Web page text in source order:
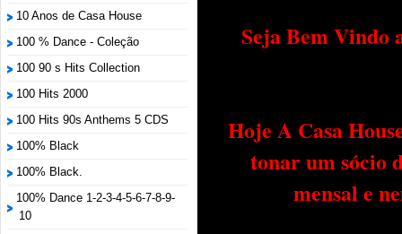
10 Anos de Casa House
100 % Dance - Coleção
100 90 s Hits Collection
100 Hits 2000
100 Hits 90s Anthems 5 CDS
100% Black
100% Black.
100% Dance 1-2-3-4-5-6-7-8-9-
10
Seja Bem Vindo
Hoje A Casa
tonar um sócio
mensal e